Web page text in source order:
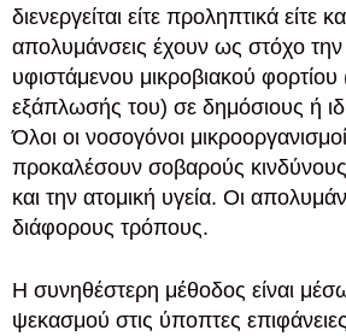
διενεργείται είτε προληπτικά είτε
απολυμάνσεις έχουν ως στόχο την
υφιστάμενου μικροβιακού φορτίου
εξάπλωσής του) σε δημόσιους ή
Όλοι οι νοσογόνοι
προκαλέσουν σοβαρούς
και την ατομική υγεία. Οι
διάφορους τρόπους.
Η συνηθέστερη μέθοδος είναι
ψεκασμού στις ύποπτες